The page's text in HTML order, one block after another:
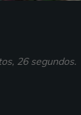
26 segundos.